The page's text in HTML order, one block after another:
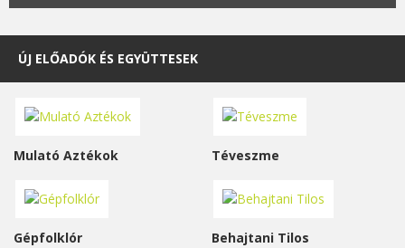
ÚJ ELŐADÓK ÉS EGYÜTTESEK
Mulató Aztékok Téveszme
Gépfolklór Behajtani Tilos